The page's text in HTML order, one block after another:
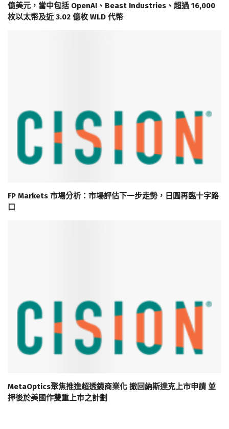
億美元，當中包括 OpenAI、Beast Industries、超過 16,000
枚以太幣及近 3.02 億枚 WLD 代幣
FP Markets 市場分析：市場評估下一步走勢，日圓再臨十字路
口
MetaOptics聚焦推進超透鏡商業化 撤回納斯達克上市申請 並
押後於美國作雙重上市之計劃